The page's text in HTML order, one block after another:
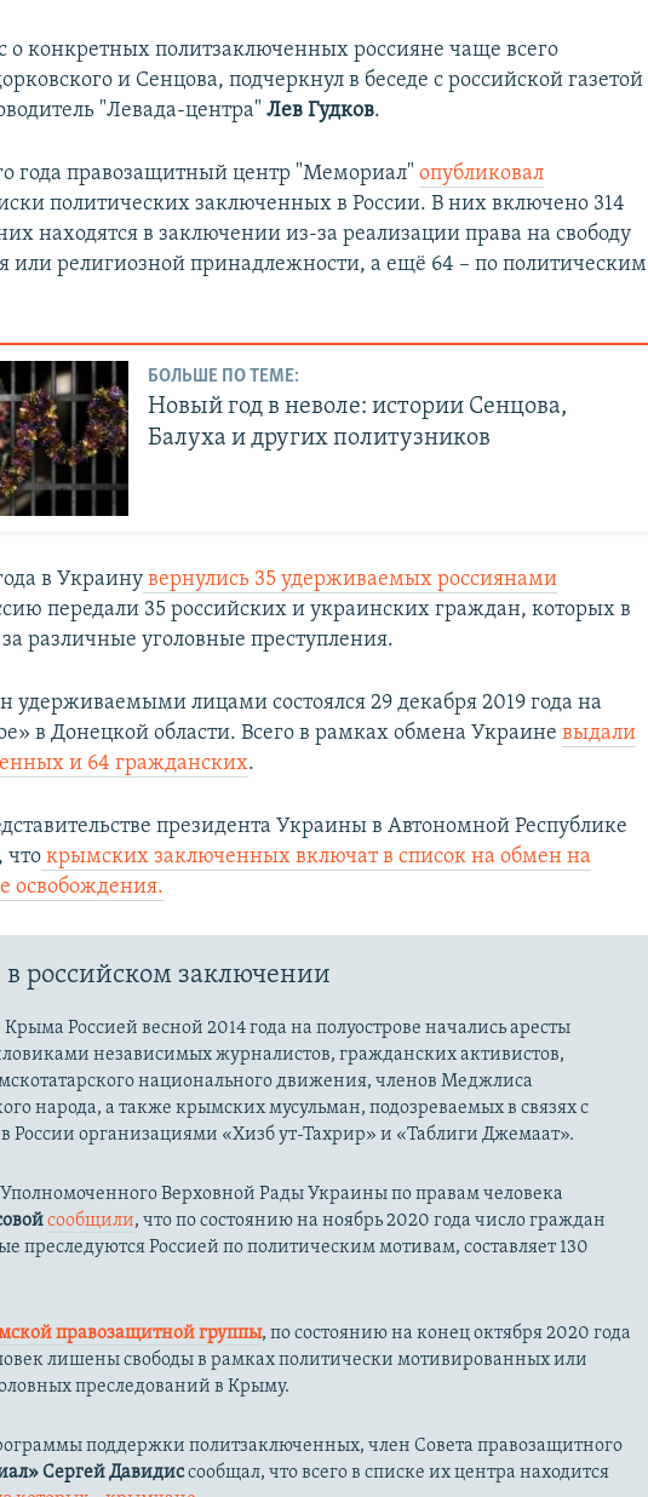
о конкретных политзаключенных россияне чаще всего
и Сенцова, подчеркнул в беседе с российской газетой
"Левада-центра"Лев Гудков.
года правозащитный центр "Мемориал"опубликовал
политических заключенных в России. В них включено 314
находятся в заключении из-за реализации права на свободу
или религиозной принадлежности, а ещё 64 – по политическим
БОЛЬШЕ ПО ТЕМЕ:
Новый год в неволе: истории Сенцова,
Балуха и других политузников
в Украину вернулись 35 удерживаемых россиянами
передали 35 российских и украинских граждан, которых в
различные уголовные преступления.
удерживаемыми лицами состоялся 29 декабря 2019 года на
в Донецкой области. Всего в рамках обмена Украиневыдали
и 64 гражданских.
президента Украины в Автономной Республике
крымских заключенных включат в список на обмен на
освобождения.
российском заключении
Россией весной 2014 года на полуострове начались аресты
независимых журналистов, гражданских активистов,
национального движения, членов Меджлиса
народа, а также крымских мусульман, подозреваемых в связях с
организациями «Хизб ут-Тахрир» и «Таблиги Джемаат».
Верховной Рады Украины по правам человека
сообщили, что по состоянию на ноябрь 2020 года число граждан
преследуются Россией по политическим мотивам, составляет 130
правозащитной группы, по состоянию на конец октября 2020 года
лишены свободы в рамках политически мотивированных или
преследований в Крыму.
поддержки политзаключенных, член Совета правозащитного
Сергей Давидиссообщал, что всего в списке их центра находится